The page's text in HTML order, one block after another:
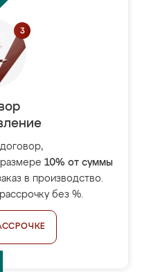
10% от суммы
в производство.
без %.